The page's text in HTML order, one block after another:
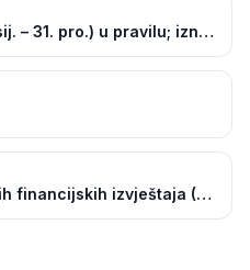
Kalendarska godina (1. sij. – 31. pro.) u pravilu; iznimno moguća drukčija poslovna godina
FINA — Registar godišnjih financijskih izvještaja (RGFI)